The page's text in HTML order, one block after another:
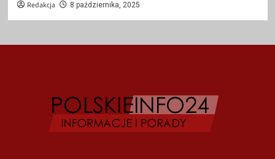
Redakcja 8 października, 2025